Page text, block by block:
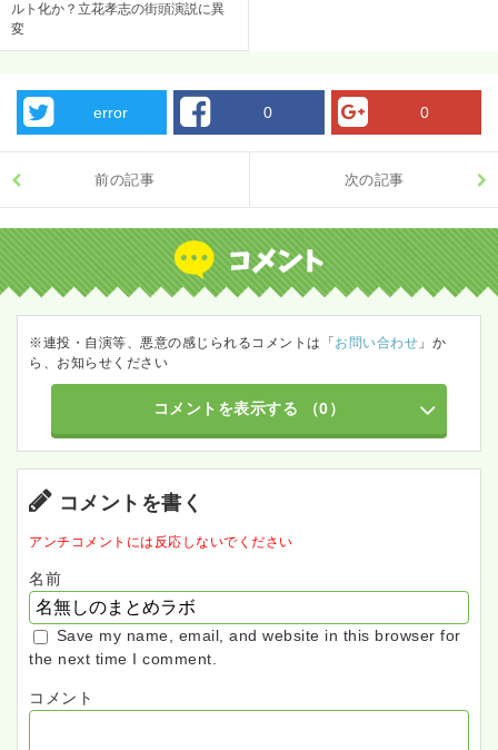
ルト化か？立花孝志の街頭演説に異
変
error 0 0
前の記事 次の記事
※連投・自演等、悪意の感じられるコメントは「 お問い合わせ 」か
ら、お知らせください
コメントを表示する （0）
コメントを書く
アンチコメントには反応しないでください
名前
Save my name, email, and website in this browser for
the next time I comment.
コメント